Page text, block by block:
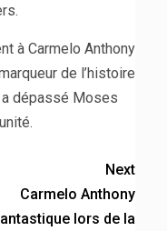
à Carmelo Anthony
de l’histoire
dépassé Moses
Next
Carmelo Anthony
lors de la